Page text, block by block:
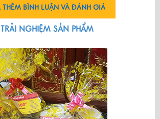
THÊM BÌNH LUẬN VÀ ĐÁNH GIÁ
NGHIỆM SẢN PHẨM